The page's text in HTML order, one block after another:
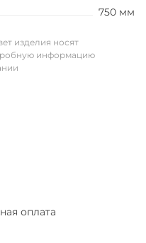
750 мм
изделия носят
информацию
оплата